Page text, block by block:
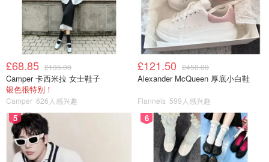
£68.85 £135.00
Camper 卡西米拉 女士鞋子
银色很特别！
Camper 626人感兴趣
£121.50 £450.00
Alexander McQueen 厚底小白鞋
Flannels 599人感兴趣
5 6